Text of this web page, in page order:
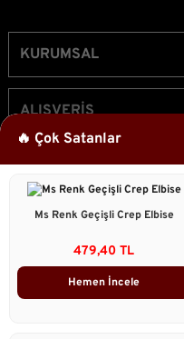
🔥 Çok Satanlar
Ms Renk Geçişli Crep Elbise
479,40 TL
Hemen İncele
KURUMSAL
ALIŞVERİŞ
ÜYELİK
Bizi